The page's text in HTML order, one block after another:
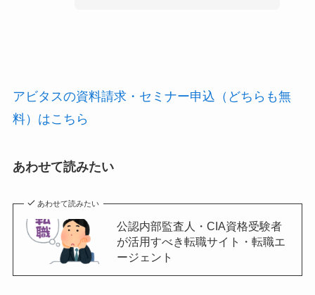
アビタスの資料請求・セミナー申込（どちらも無
料）はこちら
あわせて読みたい
あわせて読みたい
公認内部監査人・CIA資格受験者
が活用すべき転職サイト・転職エ
ージェント